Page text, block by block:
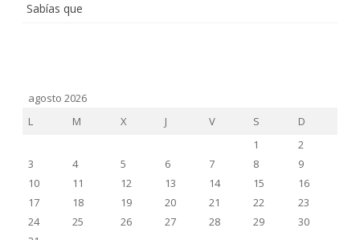
Sabías que
agosto 2026
L
M X J V S
D
1
2
3
4 5 6 7 8
9
10
11 12 13 14 15
16
17
18 19 20 21 22
23
24
25 26 27 28 29
30